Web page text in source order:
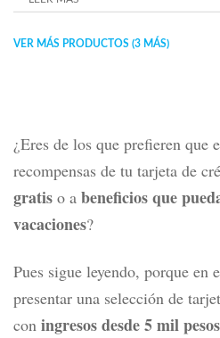
VER MÁS PRODUCTOS (3 MÁS)
¿Eres de los que prefieren que
recompensas de tu tarjeta de
gratis o a beneficios que
vacaciones?
Pues sigue leyendo, porque en
presentar una selección de
con ingresos desde 5 mil pesos